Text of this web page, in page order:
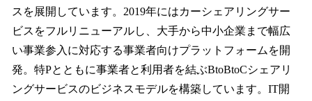
スを展開しています。2019年にはカーシェアリングサー
ビスをフルリニューアルし、大手から中小企業まで幅広
い事業参入に対応する事業者向けプラットフォームを開
発。特Pとともに事業者と利用者を結ぶBtoBtoCシェアリ
ングサービスのビジネスモデルを構築しています。IT開